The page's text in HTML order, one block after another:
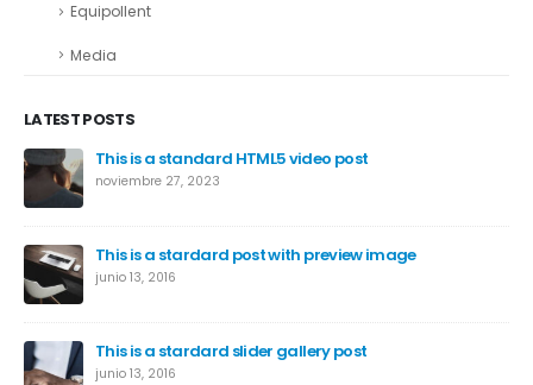
Equipollent
Media
LATEST POSTS
This is a standard HTML5 video post
noviembre 27, 2023
This is a stardard post with preview image
junio 13, 2016
This is a stardard slider gallery post
junio 13, 2016